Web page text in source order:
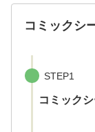
コミックシ
STEP1
コミック